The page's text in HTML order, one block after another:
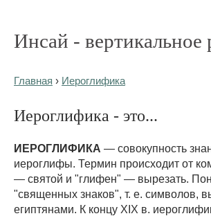
Инсай - вертикальное
Главная › Иероглифика
Иероглифика - это...
ИЕРОГЛИФИКА — совокупность
иероглифы. Термин происходит от
— святой и "глифен" — вырезать.
"священных знаков", т. е. символов,
египтянами. К концу XIX в.